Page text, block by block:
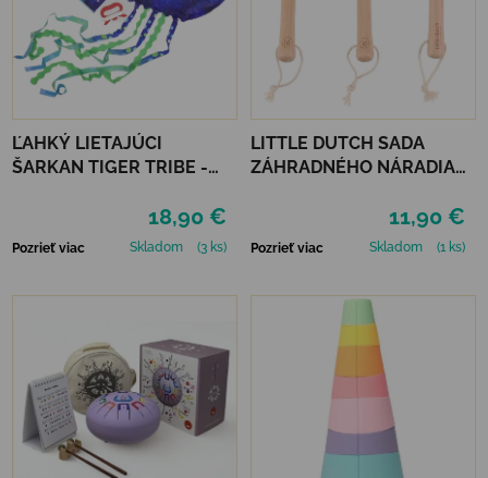
ĽAHKÝ LIETAJÚCI
ŠARKAN TIGER TRIBE -
18,90 €
Pozrieť viac Skladom (3 ks)
LITTLE DUTCH SADA
ZÁHRADNÉHO NÁRADIA
11,90 €
Pozrieť viac Skladom (1 ks)